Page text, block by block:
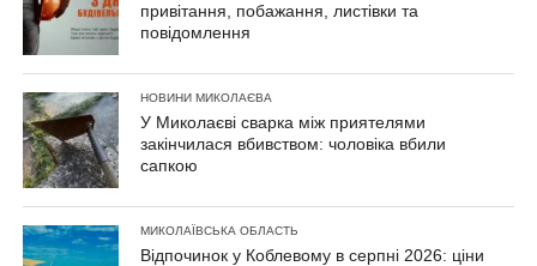
привітання, побажання, листівки та
повідомлення
НОВИНИ МИКОЛАЄВА
У Миколаєві сварка між приятелями
закінчилася вбивством: чоловіка вбили
сапкою
МИКОЛАЇВСЬКА ОБЛАСТЬ
Відпочинок у Коблевому в серпні 2026: ціни